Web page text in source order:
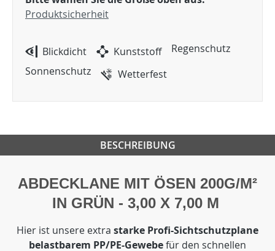
Produktsicherheit
Blickdicht Kunststoff
Regenschutz
Sonnenschutz
Wetterfest
BESCHREIBUNG
ABDECKLANE MIT ÖSEN 200G/M²
IN GRÜN - 3,00 X 7,00 M
Hier ist unsere extra starke Profi-Sichtschutzplane
belastbarem PP/PE-Gewebefür den schnellen